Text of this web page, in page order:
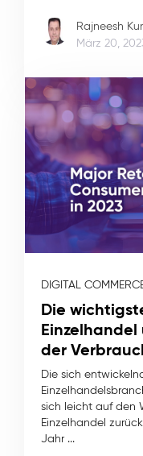
Rajneesh
März 20,
DIGITAL
Die
der
Die sich
sich leicht auf den
Einzelhandel
Jahr ...